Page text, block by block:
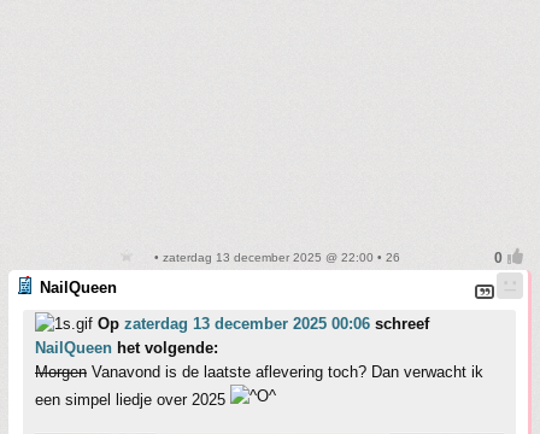
• zaterdag 13 december 2025 @ 22:00 • 26
NailQueen
Op zaterdag 13 december 2025 00:06 schreef
NailQueen het volgende:
Morgen Vanavond is de laatste aflevering toch? Dan verwacht ik
een simpel liedje over 2025